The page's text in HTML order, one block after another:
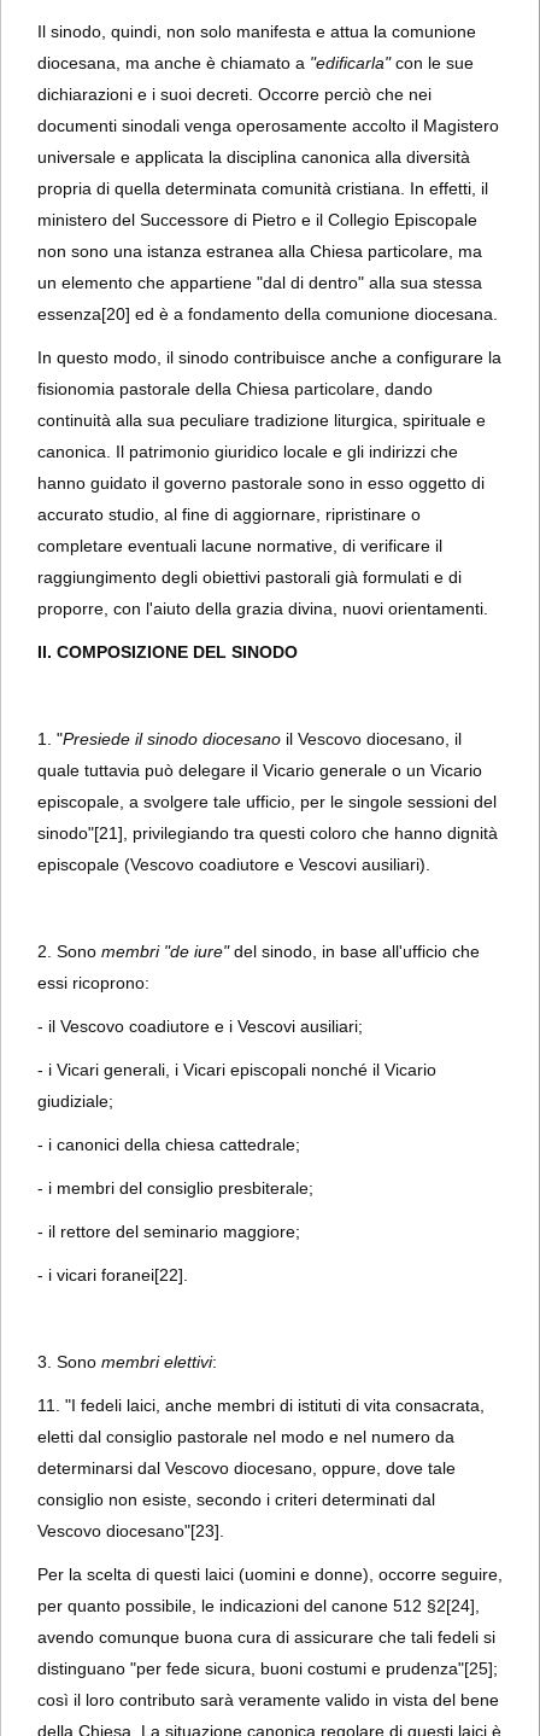
Il sinodo, quindi, non solo manifesta e attua la comunione
diocesana, ma anche è chiamato a "edificarla"con le sue
dichiarazioni e i suoi decreti. Occorre perciò che nei
documenti sinodali venga operosamente accolto il Magistero
universale e applicata la disciplina canonica alla diversità
propria di quella determinata comunità cristiana. In effetti, il
ministero del Successore di Pietro e il Collegio Episcopale
non sono una istanza estranea alla Chiesa particolare, ma
un elemento che appartiene "dal di dentro" alla sua stessa
essenza[20] ed è a fondamento della comunione diocesana.
In questo modo, il sinodo contribuisce anche a configurare la
fisionomia pastorale della Chiesa particolare, dando
continuità alla sua peculiare tradizione liturgica, spirituale e
canonica. Il patrimonio giuridico locale e gli indirizzi che
hanno guidato il governo pastorale sono in esso oggetto di
accurato studio, al fine di aggiornare, ripristinare o
completare eventuali lacune normative, di verificare il
raggiungimento degli obiettivi pastorali già formulati e di
proporre, con l'aiuto della grazia divina, nuovi orientamenti.
II. COMPOSIZIONE DEL SINODO
1. "Presiede il sinodo diocesano il Vescovo diocesano, il
quale tuttavia può delegare il Vicario generale o un Vicario
episcopale, a svolgere tale ufficio, per le singole sessioni del
sinodo"[21], privilegiando tra questi coloro che hanno dignità
episcopale (Vescovo coadiutore e Vescovi ausiliari).
2. Sono membri "de iure"del sinodo, in base all'ufficio che
essi ricoprono:
- il Vescovo coadiutore e i Vescovi ausiliari;
- i Vicari generali, i Vicari episcopali nonché il Vicario
giudiziale;
- i canonici della chiesa cattedrale;
- i membri del consiglio presbiterale;
- il rettore del seminario maggiore;
- i vicari foranei[22].
3. Sono membri elettivi:
11. "I fedeli laici, anche membri di istituti di vita consacrata,
eletti dal consiglio pastorale nel modo e nel numero da
determinarsi dal Vescovo diocesano, oppure, dove tale
consiglio non esiste, secondo i criteri determinati dal
Vescovo diocesano"[23].
Per la scelta di questi laici (uomini e donne), occorre seguire,
per quanto possibile, le indicazioni del canone 512 §2[24],
avendo comunque buona cura di assicurare che tali fedeli si
distinguano "per fede sicura, buoni costumi e prudenza"[25];
così il loro contributo sarà veramente valido in vista del bene
della Chiesa. La situazione canonica regolare di questi laici è